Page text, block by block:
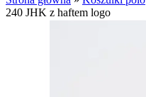
240 JHK z haftem logo